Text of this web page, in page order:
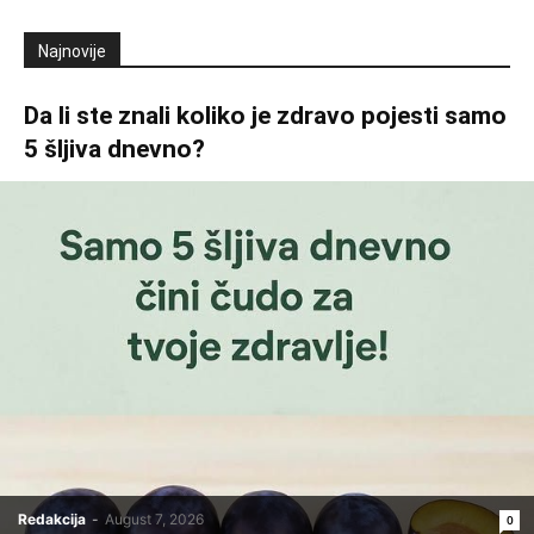
Najnovije
Da li ste znali koliko je zdravo pojesti samo
5 šljiva dnevno?
Redakcija - August 7, 2026 0